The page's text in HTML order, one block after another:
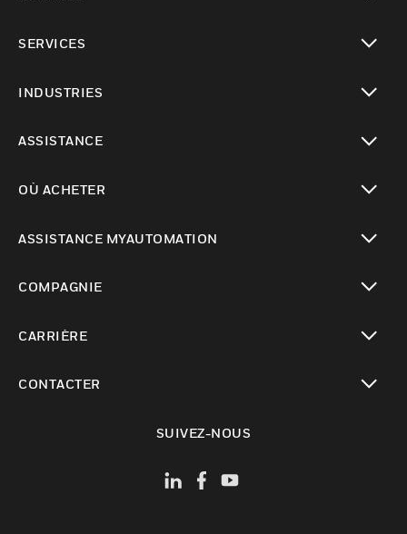
SERVICES
INDUSTRIES
ASSISTANCE
OÙ ACHETER
ASSISTANCE MYAUTOMATION
COMPAGNIE
CARRIÈRE
CONTACTER
SUIVEZ-NOUS